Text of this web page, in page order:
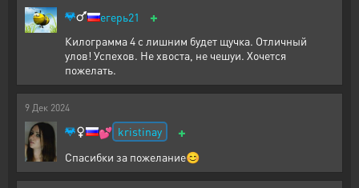
егерь21 +
Килограмма 4 с лишним будет щучка. Отличный
улов! Успехов. Не хвоста, не чешуи. Хочется
пожелать.
9 Дек 2024
💕 kristinay +
Спасибки за пожелание😊